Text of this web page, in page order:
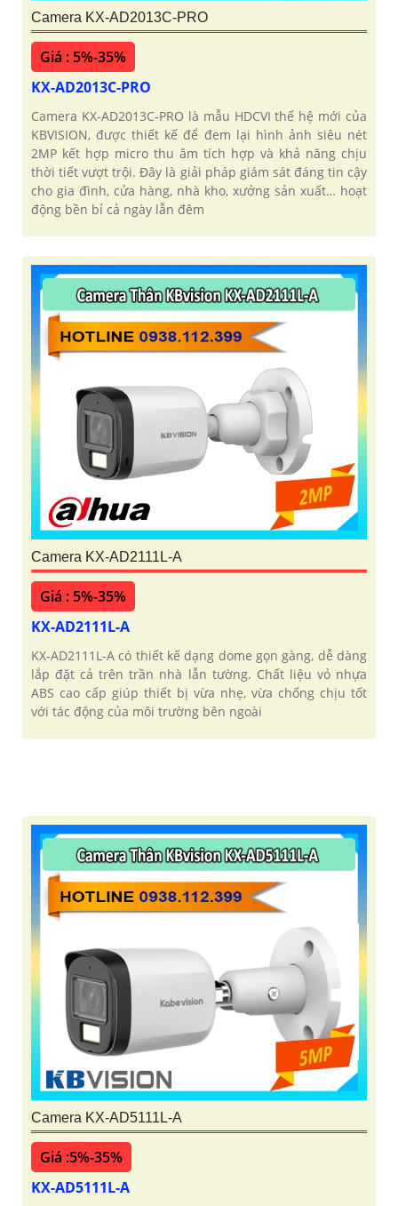
Camera KX-AD2013C-PRO
Giá : 5%-35%
KX-AD2013C-PRO
Camera KX‑AD2013C‑PRO là mẫu HDCVI thế hệ mới của
KBVISION, được thiết kế để đem lại hình ảnh siêu nét
2MP kết hợp micro thu âm tích hợp và khả năng chịu
thời tiết vượt trội. Đây là giải pháp giám sát đáng tin cậy
cho gia đình, cửa hàng, nhà kho, xưởng sản xuất… hoạt
động bền bỉ cả ngày lẫn đêm
Camera KX-AD2111L-A
Giá : 5%-35%
KX-AD2111L-A
KX‑AD2111L‑A có thiết kế dạng dome gọn gàng, dễ dàng
lắp đặt cả trên trần nhà lẫn tường. Chất liệu vỏ nhựa
ABS cao cấp giúp thiết bị vừa nhẹ, vừa chống chịu tốt
với tác động của môi trường bên ngoài
Camera KX-AD5111L-A
Giá :5%-35%
KX-AD5111L-A